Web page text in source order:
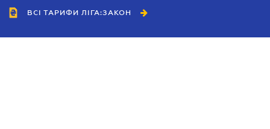
ВСІ ТАРИФИ ЛІГА:ЗАКОН